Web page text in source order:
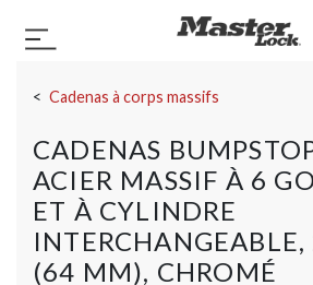
Basculer la navigation
Cadenas à corps massifs
CADENAS
ACIER MASSIF À 6
ET À CYLINDRE
(64 MM), CHROMÉ